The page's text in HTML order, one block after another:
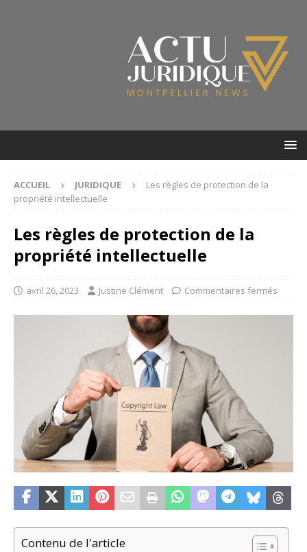
ACCUEIL JURIDIQUE
Les règles de protection de la
propriété intellectuelle
Les règles de protection de la
propriété intellectuelle
avril 26, 2023 Justine Clément Commentaires fermés
Contenu de l'article